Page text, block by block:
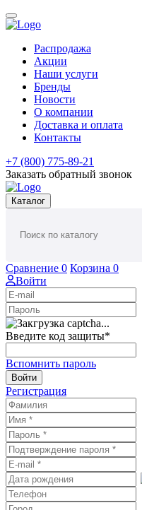
Распродажа
Акции
Наши услуги
Бренды
Новости
О компании
Доставка и оплата
Контакты
+7 (800) 775-89-21
Заказать обратный звонок
Каталог
Сравнение 0 Корзина 0
Войти
Введите код защиты*
Вспомнить пароль
Войти
Регистрация